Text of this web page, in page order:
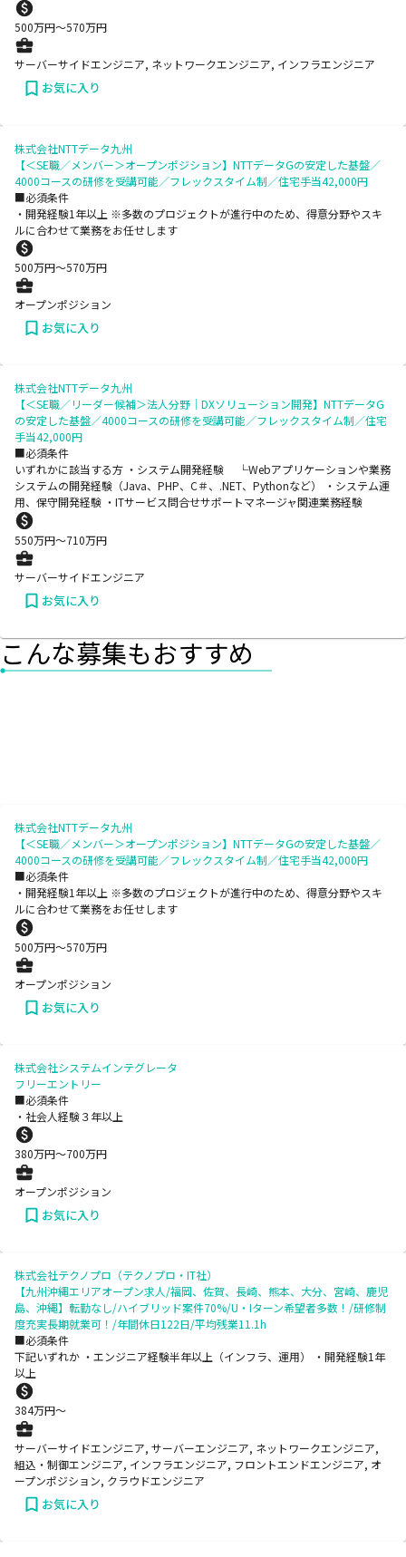
500万円〜570万円
サーバーサイドエンジニア, ネットワークエンジニア, インフラエンジニア
お気に入り
株式会社NTTデータ九州
【＜SE職／メンバー＞オープンポジション】NTTデータGの安定した基盤／
4000コースの研修を受講可能／フレックスタイム制／住宅手当42,000円
■必須条件
・開発経験1年以上 ※多数のプロジェクトが進⾏中のため、得意分野やスキ
ルに合わせて業務をお任せします
500万円〜570万円
オープンポジション
お気に入り
株式会社NTTデータ九州
【＜SE職／リーダー候補＞法人分野│DXソリューション開発】NTTデータG
の安定した基盤／4000コースの研修を受講可能／フレックスタイム制／住宅
手当42,000円
■必須条件
いずれかに該当する方 ・システム開発経験 └Webアプリケーションや業務
システムの開発経験（Java、PHP、C＃、.NET、Pythonなど） ・システム運
用、保守開発経験 ・ITサービス問合せサポートマネージャ関連業務経験
550万円〜710万円
サーバーサイドエンジニア
お気に入り
こんな募集もおすすめ
株式会社NTTデータ九州
【＜SE職／メンバー＞オープンポジション】NTTデータGの安定した基盤／
4000コースの研修を受講可能／フレックスタイム制／住宅手当42,000円
■必須条件
・開発経験1年以上 ※多数のプロジェクトが進⾏中のため、得意分野やスキ
ルに合わせて業務をお任せします
500万円〜570万円
オープンポジション
お気に入り
株式会社システムインテグレータ
フリーエントリー
■必須条件
・社会人経験３年以上
380万円〜700万円
オープンポジション
お気に入り
株式会社テクノプロ（テクノプロ・IT社）
【九州沖縄エリアオープン求人/福岡、佐賀、長崎、熊本、大分、宮崎、鹿児
島、沖縄】転勤なし/ハイブリッド案件70%/U・Iターン希望者多数！/研修制
度充実長期就業可！/年間休日122日/平均残業11.1h
■必須条件
下記いずれか ・エンジニア経験半年以上（インフラ、運用） ・開発経験1年
以上
384万円〜
サーバーサイドエンジニア, サーバーエンジニア, ネットワークエンジニア,
組込・制御エンジニア, インフラエンジニア, フロントエンドエンジニア, オ
ープンポジション, クラウドエンジニア
お気に入り